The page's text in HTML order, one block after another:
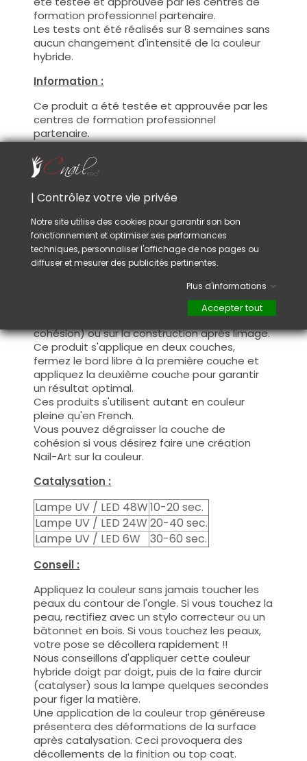
formation professionnel partenaire.
Les tests ont été réalisés sur 8 semaines sans
aucun changement d'intensité de la couleur
hybride.
Information :
Ce produit a été testée et approuvée par les
centres de formation professionnel
partenaire.
Avec ce produit vous pourrez satisfaire vos
clientes les plus exigeantes !
De plus, CNAILPRO porte une attention
suivons la réglementation en vigueur et
garantissons la conformité de nos produits.
Ceci pour garantir une sécurité d'utilisation
optimale.
Utilisation :
Cette couleur s'applique avec son pinceau, de
manière fine, sur la base (il n'est pas
nécessaire de dégraisser la couche de
cohésion) ou sur la construction après limage.
Ce produit s'applique en deux couches,
fermez le bord libre à la première couche et
appliquez la deuxième couche pour garantir
un résultat optimal.
Ces produits s'utilisent autant en couleur
pleine qu'en French.
Vous pouvez dégraisser la couche de
cohésion si vous désirez faire une création
Nail-Art sur la couleur.
Catalysation :
Lampe UV / LED 48W10-20 sec.
Lampe UV / LED 24W 20-40 sec.
Lampe UV / LED 6W
30-60 sec.
Conseil :
Appliquez la couleur sans jamais toucher les
peaux du contour de l'ongle. Si vous touchez la
peau, rectifiez avec un stylo correcteur ou un
bâtonnet en bois. Si vous touchez les peaux,
votre pose se décollera rapidement !!
Nous conseillons d'appliquer cette couleur
hybride doigt par doigt, puis de la faire durcir
(catalyser) sous la lampe quelques secondes
pour figer la matière.
Une application de la couleur trop généreuse
présentera des déformations de la surface
après catalysation. Ceci provoquera des
décollements de la finition ou top coat.
| Contrôlez votre vie privée
Notre site utilise des cookies pour garantir son bon
fonctionnement et optimiser ses performances
techniques, personnaliser l'affichage de nos pages ou
diffuser et mesurer des publicités pertinentes.
Plus d'informations
Accepter tout